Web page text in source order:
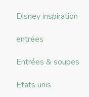
Disney inspiration
entrées
Entrées & soupes
Etats unis